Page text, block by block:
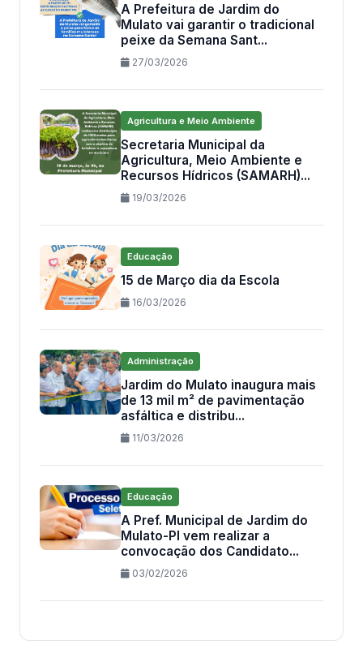
A Prefeitura de Jardim do
Mulato vai garantir o tradicional
peixe da Semana Sant...
27/03/2026
Agricultura e Meio Ambiente
Secretaria Municipal da
Agricultura, Meio Ambiente e
Recursos Hídricos (SAMARH)...
19/03/2026
Educação
15 de Março dia da Escola
16/03/2026
Administração
Jardim do Mulato inaugura mais
de 13 mil m² de pavimentação
asfáltica e distribu...
11/03/2026
Educação
A Pref. Municipal de Jardim do
Mulato-PI vem realizar a
convocação dos Candidato...
03/02/2026